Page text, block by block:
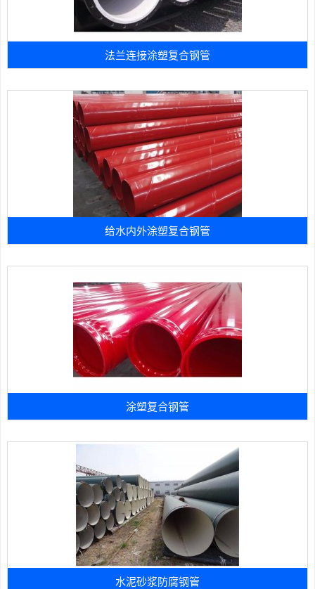
法兰连接涂塑复合钢管
给水内外涂塑复合钢管
涂塑复合钢管
水泥砂浆防腐钢管